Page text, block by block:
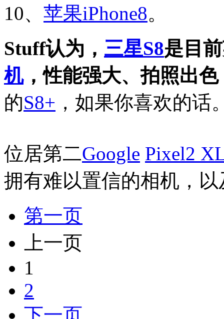
10、 苹果iPhone8。
Stuff认为， 三星S8是目
机，性能强大、拍照出
的S8+ ，如果你喜欢的话
位居第二Google Pixel2
拥有难以置信的相机，以
第一页
上一页
1
2